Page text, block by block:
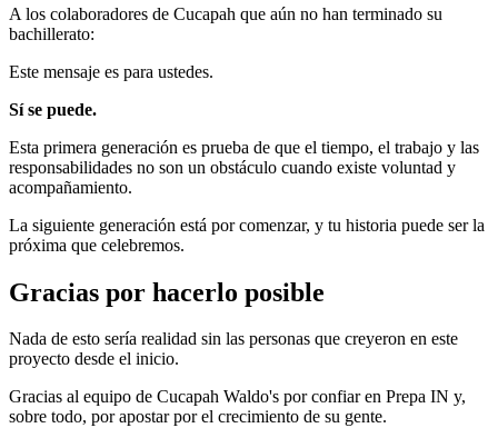
A los colaboradores de Cucapah que aún no han terminado su
bachillerato:
Este mensaje es para ustedes.
Sí se puede.
Esta primera generación es prueba de que el tiempo, el trabajo y las
responsabilidades no son un obstáculo cuando existe voluntad y
acompañamiento.
La siguiente generación está por comenzar, y tu historia puede ser la
próxima que celebremos.
Gracias por hacerlo posible
Nada de esto sería realidad sin las personas que creyeron en este
proyecto desde el inicio.
Gracias al equipo de Cucapah Waldo's por confiar en Prepa IN y,
sobre todo, por apostar por el crecimiento de su gente.